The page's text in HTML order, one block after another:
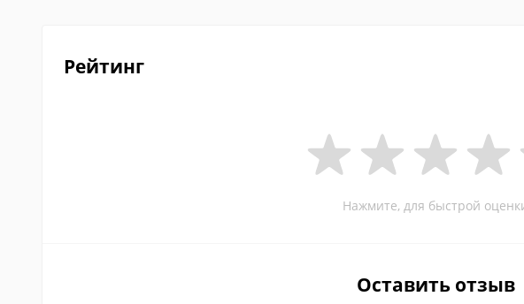
Рейтинг
Нажмите, для быстрой
Оставить отзыв